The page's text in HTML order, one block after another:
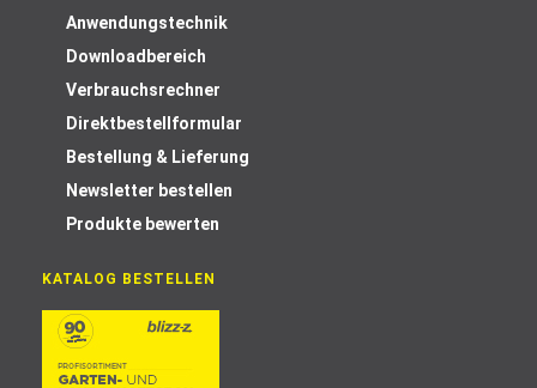
Anwendungstechnik
Downloadbereich
Verbrauchsrechner
Direktbestellformular
Bestellung & Lieferung
Newsletter bestellen
Produkte bewerten
KATALOG BESTELLEN